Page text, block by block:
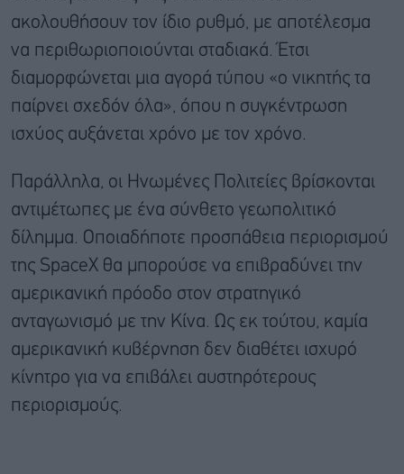
ακολουθήσουν τον ίδιο ρυθμό, με αποτέλεσμα
να περιθωριοποιούνται σταδιακά. Έτσι
διαμορφώνεται μια αγορά τύπου «ο νικητής τα
παίρνει σχεδόν όλα», όπου η συγκέντρωση
ισχύος αυξάνεται χρόνο με τον χρόνο.
Παράλληλα, οι Ηνωμένες Πολιτείες βρίσκονται
αντιμέτωπες με ένα σύνθετο γεωπολιτικό
δίλημμα. Οποιαδήποτε προσπάθεια περιορισμού
της SpaceX θα μπορούσε να επιβραδύνει την
αμερικανική πρόοδο στον στρατηγικό
ανταγωνισμό με την Κίνα. Ως εκ τούτου, καμία
αμερικανική κυβέρνηση δεν διαθέτει ισχυρό
κίνητρο για να επιβάλει αυστηρότερους
περιορισμούς.